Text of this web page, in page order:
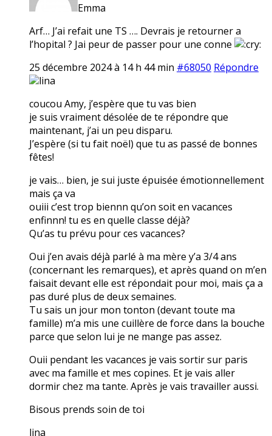
Emma
Arf… J’ai refait une TS …. Devrais je retourner a
l’hopital ? Jai peur de passer pour une conne
25 décembre 2024 à 14 h 44 min #68050 Répondre
lina
coucou Amy, j’espère que tu vas bien
je suis vraiment désolée de te répondre que
maintenant, j’ai un peu disparu.
J’espère (si tu fait noël) que tu as passé de bonnes
fêtes!
je vais… bien, je sui juste épuisée émotionnellement
mais ça va
ouiii c’est trop biennn qu’on soit en vacances
enfinnn! tu es en quelle classe déjà?
Qu’as tu prévu pour ces vacances?
Oui j’en avais déjà parlé à ma mère y’a 3/4 ans
(concernant les remarques), et après quand on m’en
faisait devant elle est répondait pour moi, mais ça a
pas duré plus de deux semaines.
Tu sais un jour mon tonton (devant toute ma
famille) m’a mis une cuillère de force dans la bouche
parce que selon lui je ne mange pas assez.
Ouii pendant les vacances je vais sortir sur paris
avec ma famille et mes copines. Et je vais aller
dormir chez ma tante. Après je vais travailler aussi.
Bisous prends soin de toi
lina